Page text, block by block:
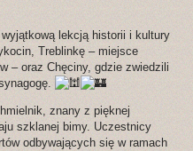
lekcją historii i kultury
Treblinkę – miejsce
– oraz Chęciny, gdzie zwiedzili
znany z pięknej
szklanej bimy. Uczestnicy
odbywających się w ramach